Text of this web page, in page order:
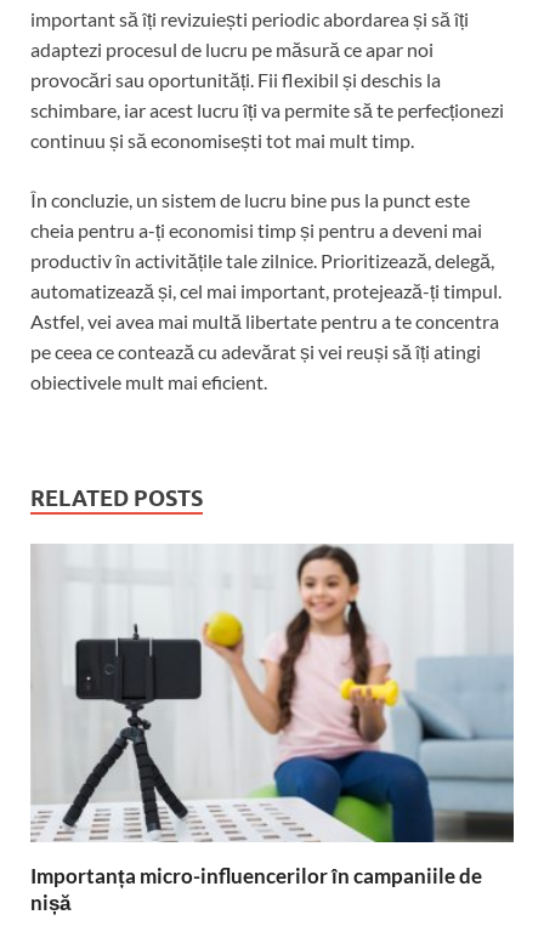
important să îți revizuiești periodic abordarea și să îți
adaptezi procesul de lucru pe măsură ce apar noi
provocări sau oportunități. Fii flexibil și deschis la
schimbare, iar acest lucru îți va permite să te perfecționezi
continuu și să economisești tot mai mult timp.
În concluzie, un sistem de lucru bine pus la punct este
cheia pentru a-ți economisi timp și pentru a deveni mai
productiv în activitățile tale zilnice. Prioritizează, delegă,
automatizează și, cel mai important, protejează-ți timpul.
Astfel, vei avea mai multă libertate pentru a te concentra
pe ceea ce contează cu adevărat și vei reuși să îți atingi
obiectivele mult mai eficient.
RELATED POSTS
Importanța micro-influencerilor în campaniile de
nișă